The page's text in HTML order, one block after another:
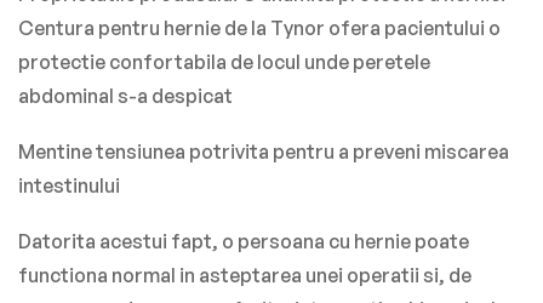
Centura pentru hernie de la Tynor ofera pacientului o
protectie confortabila de locul unde peretele
abdominal s-a despicat
Mentine tensiunea potrivita pentru a preveni miscarea
intestinului
Datorita acestui fapt, o persoana cu hernie poate
functiona normal in asteptarea unei operatii si, de